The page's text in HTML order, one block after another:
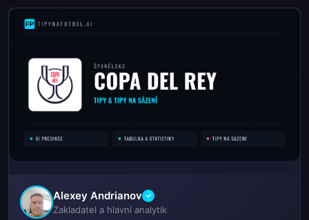
Alexey Andrianov ✓
Zakladatel a hlavní analytik